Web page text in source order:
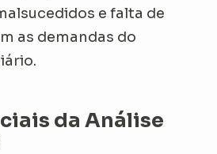
e falta de
as demandas do
da Análise